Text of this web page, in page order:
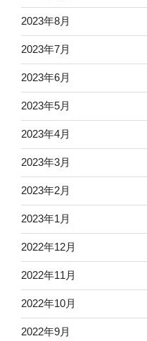
2023年8月
2023年7月
2023年6月
2023年5月
2023年4月
2023年3月
2023年2月
2023年1月
2022年12月
2022年11月
2022年10月
2022年9月